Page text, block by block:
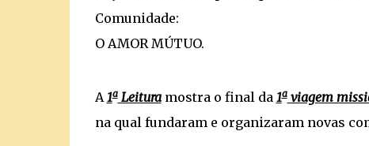
Comunidade:
O AMOR MÚTUO.
A1aLeituramostra o final da 1aviagem
na qual fundaram e organizaram novas